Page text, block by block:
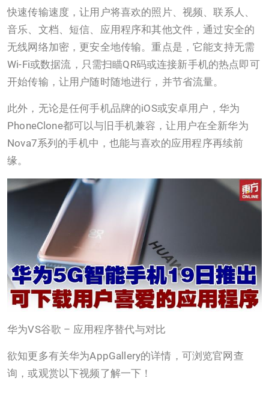
快速传输速度，让用户将喜欢的照片、视频、联系人、
音乐、文档、短信、应用程序和其他文件，通过安全的
无线网络加密，更安全地传输。重点是，它能支持无需
Wi-Fi或数据流，只需扫瞄QR码或连接新手机的热点即可
开始传输，让用户随时随地进行，并节省流量。
此外，无论是任何手机品牌的iOS或安卓用户，华为
PhoneClone都可以与旧手机兼容，让用户在全新华为
Nova7系列的手机中，也能与喜欢的应用程序再续前
缘。
华为VS谷歌 – 应用程序替代与对比
欲知更多有关华为AppGallery的详情，可浏览官网查
询，或观赏以下视频了解一下！